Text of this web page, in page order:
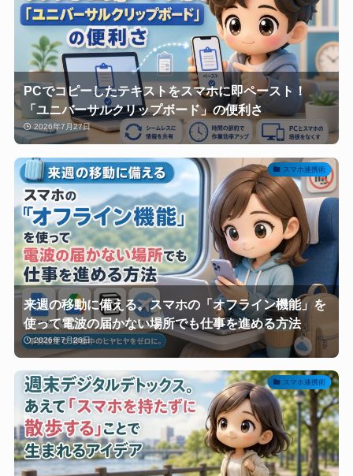
PCでコピーしたテキストをスマホに即ペースト！
「ユニバーサルクリップボード」の便利さ
2026年7月27日
スマホ連携術
来週の移動に備える。スマホの「オフライン機能」を
使って電波の届かない場所でも仕事を進める方法
2026年7月26日
スマホ連携術